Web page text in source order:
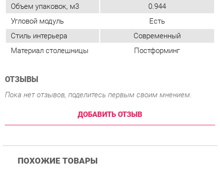
ОТЗЫВЫ
Пока нет отзывов, поделитесь первым своим мнением.
ДОБАВИТЬ ОТЗЫВ